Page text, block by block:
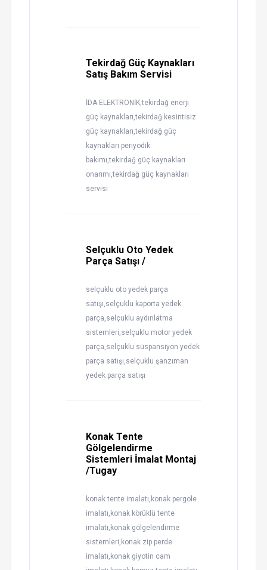
Tekirdağ Güç Kaynakları
Satış Bakım Servisi
İDA ELEKTRONİK,tekirdağ enerji
güç kaynakları,tekirdağ kesintisiz
güç kaynakları,tekirdağ güç
kaynakları periyodik
bakımı,tekirdağ güç kaynakları
onarımı,tekirdağ güç kaynakları
servisi
Selçuklu Oto Yedek
Parça Satışı /
selçuklu oto yedek parça
satışı,selçuklu kaporta yedek
parça,selçuklu aydınlatma
sistemleri,selçuklu motor yedek
parça,selçuklu süspansiyon yedek
parça satışı,selçuklu şanzıman
yedek parça satışı
Konak Tente
Gölgelendirme
Sistemleri İmalat Montaj
/Tugay
konak tente imalatı,konak pergole
imalatı,konak körüklü tente
imalatı,konak gölgelendirme
sistemleri,konak zip perde
imalatı,konak giyotin cam